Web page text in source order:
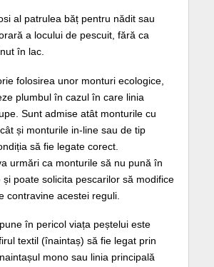
al patrulea băț pentru nădit sau
a locului de pescuit, fără ca
în lac.
folosirea unor monturi ecologice,
plumbul în cazul în care linia
Sunt admise atât monturile cu
și monturile in-line sau de tip
să fie legate corect.
urmări ca monturile să nu pună în
și poate solicita pescarilor să modifice
contravine acestei reguli.
în pericol viața peștelui este
textil (înaintaș) să fie legat prin
mono sau linia principală